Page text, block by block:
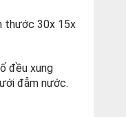
thước 30x 15x
đều xung
đẫm nước.